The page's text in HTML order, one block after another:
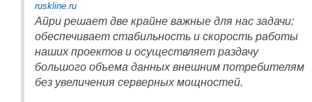
ruskline.ru
Айри решает две крайне важные для нас задачи:
обеспечивает стабильность и скорость работы
наших проектов и осуществляет раздачу
большого объема данных внешним потребителям
без увеличения серверных мощностей.